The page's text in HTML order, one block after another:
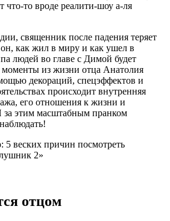
что-то вроде реалити-шоу а-ля
священник после падения теряет
он, как жил в миру и как ушел в
людей во главе с Димой будет
моменты из жизни отца Анатолия
декораций, спецэффектов и
происходит внутренняя
его отношения к жизни и
этим масштабным пранком
отцом